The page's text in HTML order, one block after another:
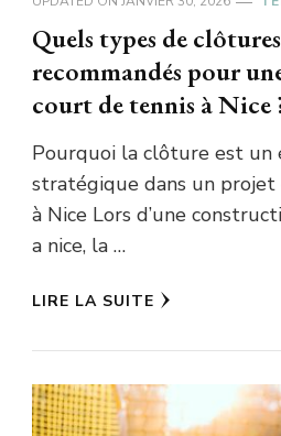
Quels types de
recommandés pour
court de tennis à Nice
Pourquoi la clôture est un
stratégique dans un
à Nice Lors d’une
a nice, la …
LIRE LA SUITE